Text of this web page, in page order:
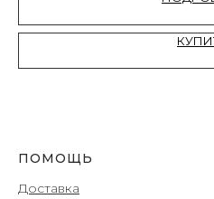
ПОМОЩЬ
Доставка